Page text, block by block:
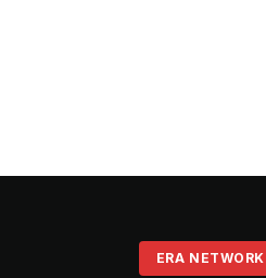
ERA NETWORK